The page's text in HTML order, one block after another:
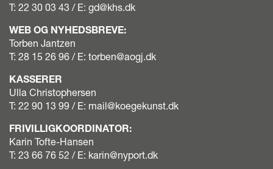
T: 22 30 03 43 / E: gd@khs.dk
WEB OG NYHEDSBREVE:
Torben Jantzen
T: 28 15 26 96 / E: torben@aogj.dk
KASSERER
Ulla Christophersen
T: 22 90 13 99‬ / E: mail@koegekunst.dk
FRIVILLIGKOORDINATOR:
Karin Tofte-Hansen
T: 23 66 76 52‬ / E: karin@nyport.dk